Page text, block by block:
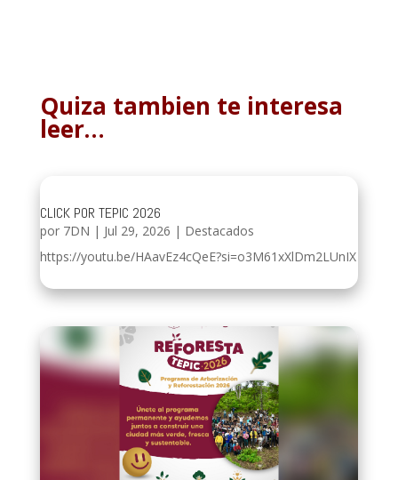
Quiza tambien te interesa
leer…
CLICK POR TEPIC 2026
por 7DN | Jul 29, 2026 | Destacados
https://youtu.be/HAavEz4cQeE?si=o3M61xXlDm2LUnIX